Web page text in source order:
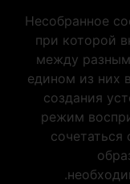
Несобранное
при которой
между
едином из них
создания
режим